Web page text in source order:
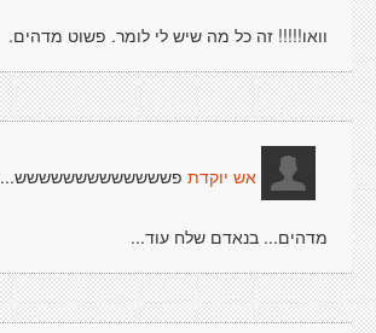
וואו!!!!! זה כל מה שיש לי לומר. פשוט מדהים.
אש יוקדת פששששששששששששש...
מדהים... בנאדם שלח עוד...